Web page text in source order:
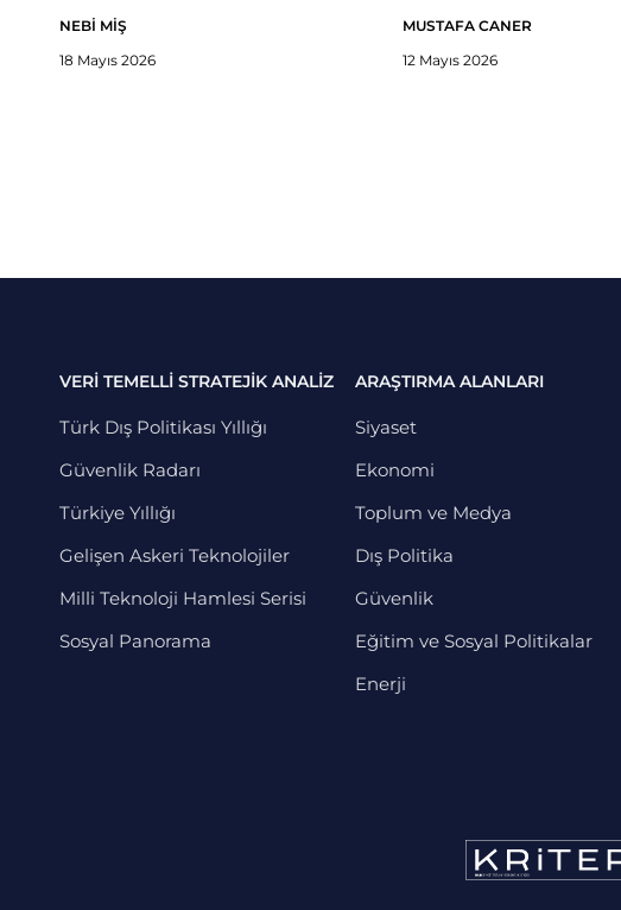
NEBİ MİŞ
18 Mayıs 2026
MUSTAFA CANER
12 Mayıs 2026
VERİ TEMELLİ STRATEJİK ANALİZ
Türk Dış Politikası Yıllığı
Güvenlik Radarı
Türkiye Yıllığı
Gelişen Askeri Teknolojiler
Milli Teknoloji Hamlesi Serisi
Sosyal Panorama
ARAŞTIRMA ALANLARI
Siyaset
Ekonomi
Toplum ve Medya
Dış Politika
Güvenlik
Eğitim ve Sosyal Politikalar
Enerji